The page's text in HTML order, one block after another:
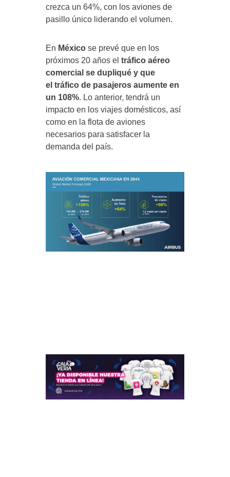
crezca un 64%, con los aviones de
pasillo único liderando el volumen.
En México se prevé que en los
próximos 20 años el tráfico aéreo
comercial se dupliqué y que
el tráfico de pasajeros aumente en
un 108%. Lo anterior, tendrá un
impacto en los viajes domésticos, así
como en la flota de aviones
necesarios para satisfacer la
demanda del país.